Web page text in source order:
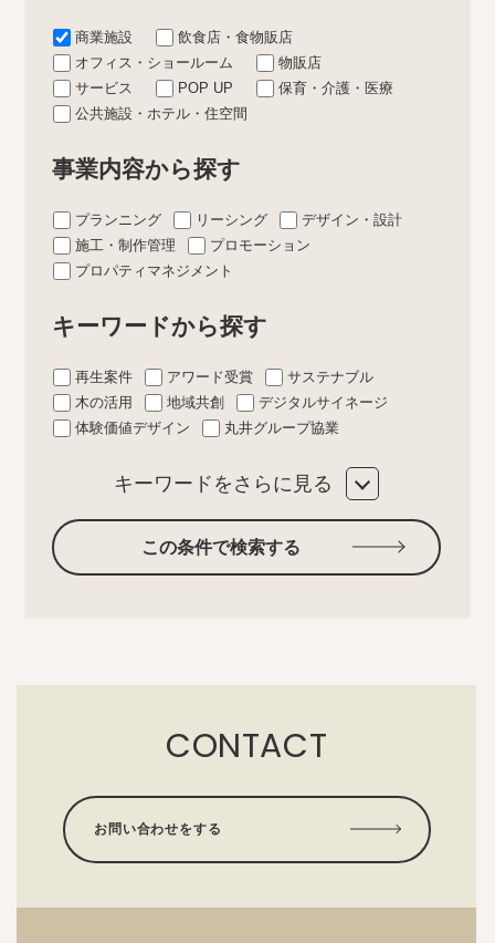
商業施設
飲食店・食物販店
オフィス・ショールーム
物販店
サービス
POP UP
保育・介護・医療
公共施設・ホテル・住空間
事業内容から探す
プランニング リーシング
デザイン・設計
施工・制作管理
プロモーション
プロパティマネジメント
キーワードから探す
再生案件 アワード受賞
サステナブル
木の活用
地域共創
デジタルサイネージ
体験価値デザイン
丸井グループ協業
キーワードをさらに見る
この条件で検索する
CONTACT
お問い合わせをする